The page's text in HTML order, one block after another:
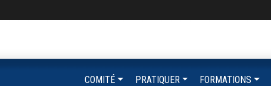
COMITÉ PRATIQUER FORMATIONS